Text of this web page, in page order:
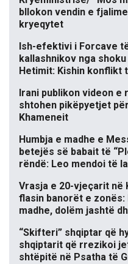
bllokon vendin e
kryeqytet
Ish-efektivi i Forcave
kallashnikov nga
Hetimit: Kishin konflikt
Irani publikon videon
shtohen pikëpyetjet
Khameneit
Humbja e madhe e
betejës së babait të
rëndë: Leo mendoi të
Vrasja e 20-vjeçarit në
flasin banorët e zonës:
madhe, dolëm jashtë
“Skifteri” shqiptar që
shqiptarit që rrezikoi
shtëpitë në Psatha të